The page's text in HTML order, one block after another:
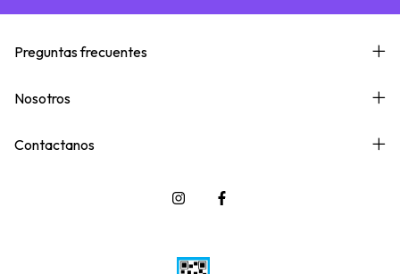
Preguntas frecuentes
Nosotros
Contactanos